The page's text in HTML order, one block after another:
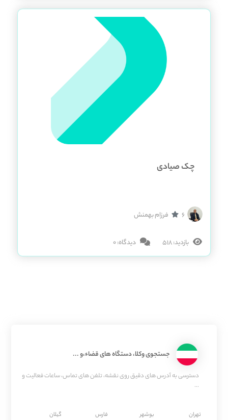
چک صیادی
6 فرزام بهمنش
بازدید: 518 دیدگاه: 0
جستجوی وکلا، دستگاه های قضاء،و ...
دسترسی به آدرس های دقیق روی نقشه، تلفن های تماس، ساعات فعالیت و
...
تهران
بوشهر
فارس
گیلان